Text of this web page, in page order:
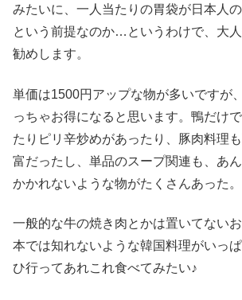
みたいに、一人当たりの胃袋が日本人
という前提なのか…というわけで、大
勧めします。
単価は1500円アップな物が多いですが
っちゃお得になると思います。鴨だけ
たりピリ辛炒めがあったり、豚肉料理
富だったし、単品のスープ関連も、あ
かかれないような物がたくさんあった。
一般的な牛の焼き肉とかは置いてない
本では知れないような韓国料理がいっ
ひ行ってあれこれ食べてみたい♪